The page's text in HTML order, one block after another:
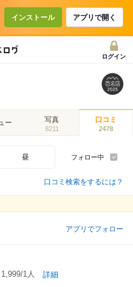
インストール アプリで開く
ログイン
ー 写真
8211
口コミ
2478
昼 フォロー中
口コミ検索をするには？
アプリでフォロー
1人 詳細